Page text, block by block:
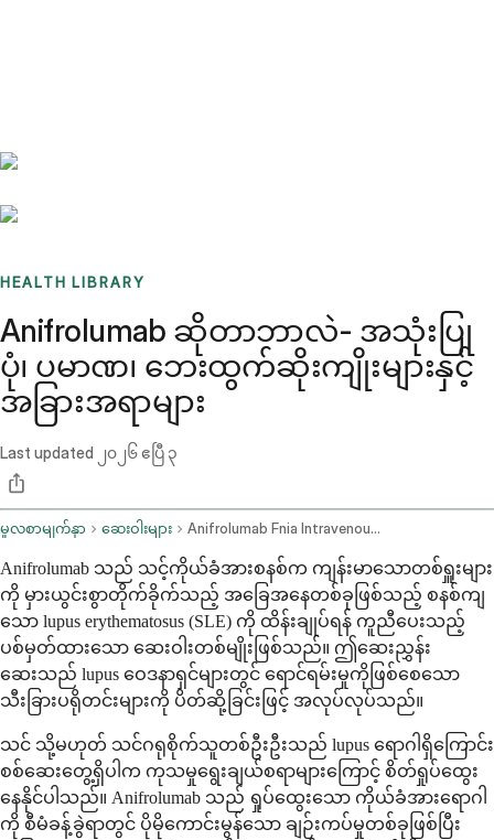
HEALTH LIBRARY
Anifrolumab ဆိုတာဘာလဲ- အသုံးပြု
ပုံ၊ ပမာဏ၊ ဘေးထွက်ဆိုးကျိုးများနှင့်
အခြားအရာများ
Last updated ၂၀၂၆ ဧပြီ ၃
မူလစာမျက်နှာ ဆေးဝါးများ Anifrolumab Fnia Intravenous Route
Anifrolumab သည် သင့်ကိုယ်ခံအားစနစ်က ကျန်းမာသောတစ်ရှူးများ
ကို မှားယွင်းစွာတိုက်ခိုက်သည့် အခြေအနေတစ်ခုဖြစ်သည့် စနစ်ကျ
သော lupus erythematosus (SLE) ကို ထိန်းချုပ်ရန် ကူညီပေးသည့်
ပစ်မှတ်ထားသော ဆေးဝါးတစ်မျိုးဖြစ်သည်။ ဤဆေးညွှန်း
ဆေးသည် lupus ဝေဒနာရှင်များတွင် ရောင်ရမ်းမှုကိုဖြစ်စေသော
သီးခြားပရိုတင်းများကို ပိတ်ဆို့ခြင်းဖြင့် အလုပ်လုပ်သည်။
သင် သို့မဟုတ် သင်ဂရုစိုက်သူတစ်ဦးဦးသည် lupus ရောဂါရှိကြောင်း
စစ်ဆေးတွေ့ရှိပါက ကုသမှုရွေးချယ်စရာများကြောင့် စိတ်ရှုပ်ထွေး
နေနိုင်ပါသည်။ Anifrolumab သည် ရှုပ်ထွေးသော ကိုယ်ခံအားရောဂါ
ကို စီမံခန့်ခွဲရာတွင် ပိုမိုကောင်းမွန်သော ချဉ်းကပ်မှုတစ်ခုဖြစ်ပြီး